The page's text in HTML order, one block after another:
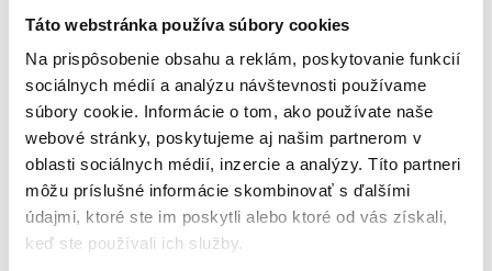
Táto webstránka používa súbory cookies
Na prispôsobenie obsahu a reklám, poskytovanie funkcií
sociálnych médií a analýzu návštevnosti používame
súbory cookie. Informácie o tom, ako používate naše
webové stránky, poskytujeme aj našim partnerom v
oblasti sociálnych médií, inzercie a analýzy. Títo partneri
môžu príslušné informácie skombinovať s ďalšími
údajmi, ktoré ste im poskytli alebo ktoré od vás získali,
keď ste používali ich služby.
obce s prítomnosťou MRK s
prvkami prestupného bývania v
rámci iniciatívy Catchig up –
Regions
Ministerstvo vnútra Slovenskej republiky
ako sprostredkovateľský orgán pre časť
operačného programu Ľudské zdroje
vyhlásilo výzvu na predkladanie žiadostí
o nenávratný finančný príspevok